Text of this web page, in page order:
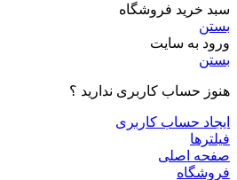
سبد خرید فروشگاه
بستن
ورود به سایت
بستن
هنوز حساب کاربری ندارید ؟
ایجاد حساب کاربری
فیلترها
صفحه اصلی
فروشگاه